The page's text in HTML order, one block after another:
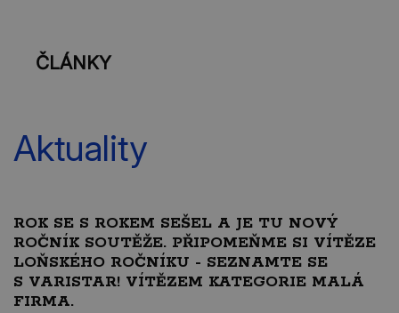
ČLÁNKY
Aktuality
ROK SE S ROKEM SEŠEL A JE TU NOVÝ
ROČNÍK SOUTĚŽE. PŘIPOMEŇME SI VÍTĚZE
LOŇSKÉHO ROČNÍKU - SEZNAMTE SE
S VARISTAR! VÍTĚZEM KATEGORIE MALÁ
FIRMA.